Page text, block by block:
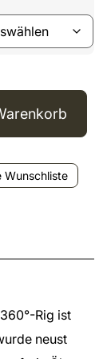
Wunschliste
Rig ist
neust